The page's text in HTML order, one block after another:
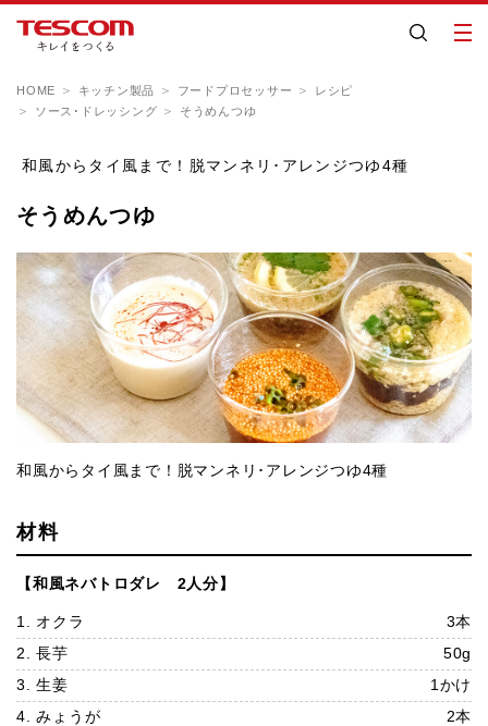
HOME キッチン製品 フードプロセッサー
レシピ
ソース･ドレッシング
そうめんつゆ
和風からタイ風まで！脱マンネリ･アレンジつゆ4種
そうめんつゆ
和風からタイ風まで！脱マンネリ･アレンジつゆ4種
材料
【和風ネバトロダレ 2人分】
1. オクラ
3本
2. 長芋
50g
3. 生姜
1かけ
4. みょうが
2本